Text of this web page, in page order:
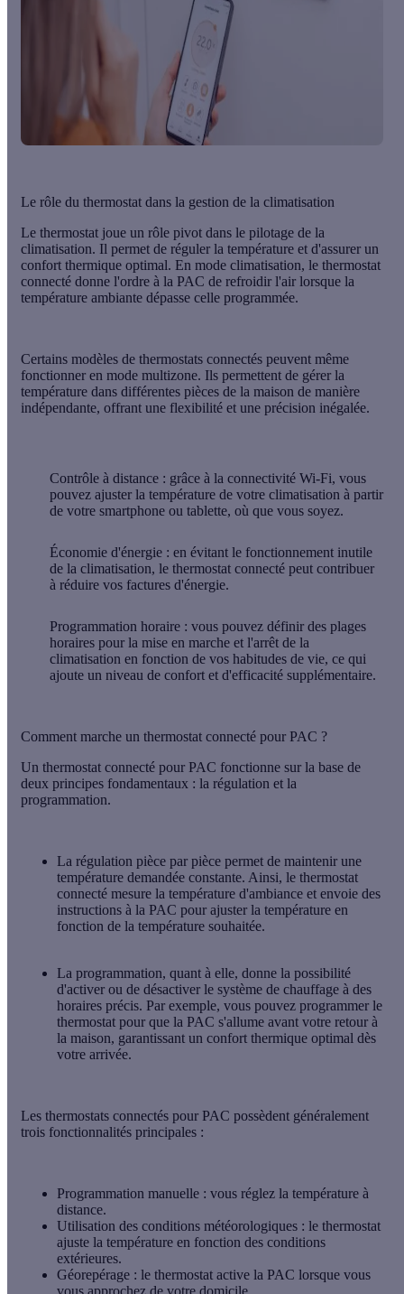
Le rôle du thermostat dans la gestion de la climatisation
Le thermostat joue un rôle pivot dans le pilotage de la
climatisation. Il permet de réguler la température et d'assurer un
confort thermique optimal. En mode climatisation, le thermostat
connecté donne l'ordre à la PAC de refroidir l'air lorsque la
température ambiante dépasse celle programmée.
Certains modèles de thermostats connectés peuvent même
fonctionner en mode multizone. Ils permettent de gérer la
température dans différentes pièces de la maison de manière
indépendante, offrant une flexibilité et une précision inégalée.
Contrôle à distance : grâce à la connectivité Wi-Fi, vous
pouvez ajuster la température de votre climatisation à partir
de votre smartphone ou tablette, où que vous soyez.
Économie d'énergie : en évitant le fonctionnement inutile
de la climatisation, le thermostat connecté peut contribuer
à réduire vos factures d'énergie.
Programmation horaire : vous pouvez définir des plages
horaires pour la mise en marche et l'arrêt de la
climatisation en fonction de vos habitudes de vie, ce qui
ajoute un niveau de confort et d'efficacité supplémentaire.
Comment marche un thermostat connecté pour PAC ?
Un thermostat connecté pour PAC fonctionne sur la base de
deux principes fondamentaux : la régulation et la
programmation.
La régulation pièce par pièce permet de maintenir une
température demandée constante. Ainsi, le thermostat
connecté mesure la température d'ambiance et envoie des
instructions à la PAC pour ajuster la température en
fonction de la température souhaitée.
La programmation, quant à elle, donne la possibilité
d'activer ou de désactiver le système de chauffage à des
horaires précis. Par exemple, vous pouvez programmer le
thermostat pour que la PAC s'allume avant votre retour à
la maison, garantissant un confort thermique optimal dès
votre arrivée.
Les thermostats connectés pour PAC possèdent généralement
trois fonctionnalités principales :
Programmation manuelle : vous réglez la température à
distance.
Utilisation des conditions météorologiques : le thermostat
ajuste la température en fonction des conditions
extérieures.
Géorepérage : le thermostat active la PAC lorsque vous
vous approchez de votre domicile.